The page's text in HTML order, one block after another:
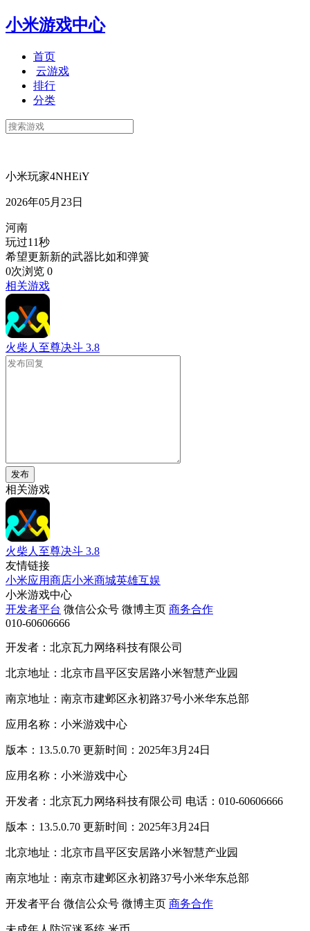
小米游戏中心
首页
云游戏
排行
分类
小米玩家4NHEiY
2026年05月23日
河南
玩过11秒
希望更新新的武器比如和弹簧
0次浏览 0
相关游戏
火柴人至尊决斗 3.8
发布
相关游戏
火柴人至尊决斗 3.8
友情链接
小米应用商店小米商城英雄互娱
小米游戏中心
开发者平台 微信公众号 微博主页 商务合作
010-60606666
开发者：北京瓦力网络科技有限公司
北京地址：北京市昌平区安居路小米智慧产业园
南京地址：南京市建邺区永初路37号小米华东总部
应用名称：小米游戏中心
版本：13.5.0.70 更新时间：2025年3月24日
应用名称：小米游戏中心
开发者：北京瓦力网络科技有限公司 电话：010-60606666
版本：13.5.0.70 更新时间：2025年3月24日
北京地址：北京市昌平区安居路小米智慧产业园
南京地址：南京市建邺区永初路37号小米华东总部
开发者平台 微信公众号 微博主页 商务合作